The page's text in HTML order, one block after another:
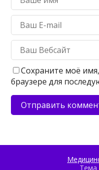
Сохраните моё
браузере для
Тема